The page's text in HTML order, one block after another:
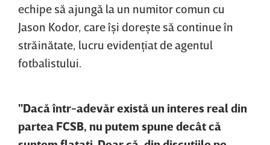
echipe să ajungă la un numitor comun cu
Jason Kodor, care îşi doreşte să continue în
străinătate, lucru evidenţiat de agentul
fotbalistului.
"Dacă într-adevăr există un interes real din
partea FCSB, nu putem spune decât că